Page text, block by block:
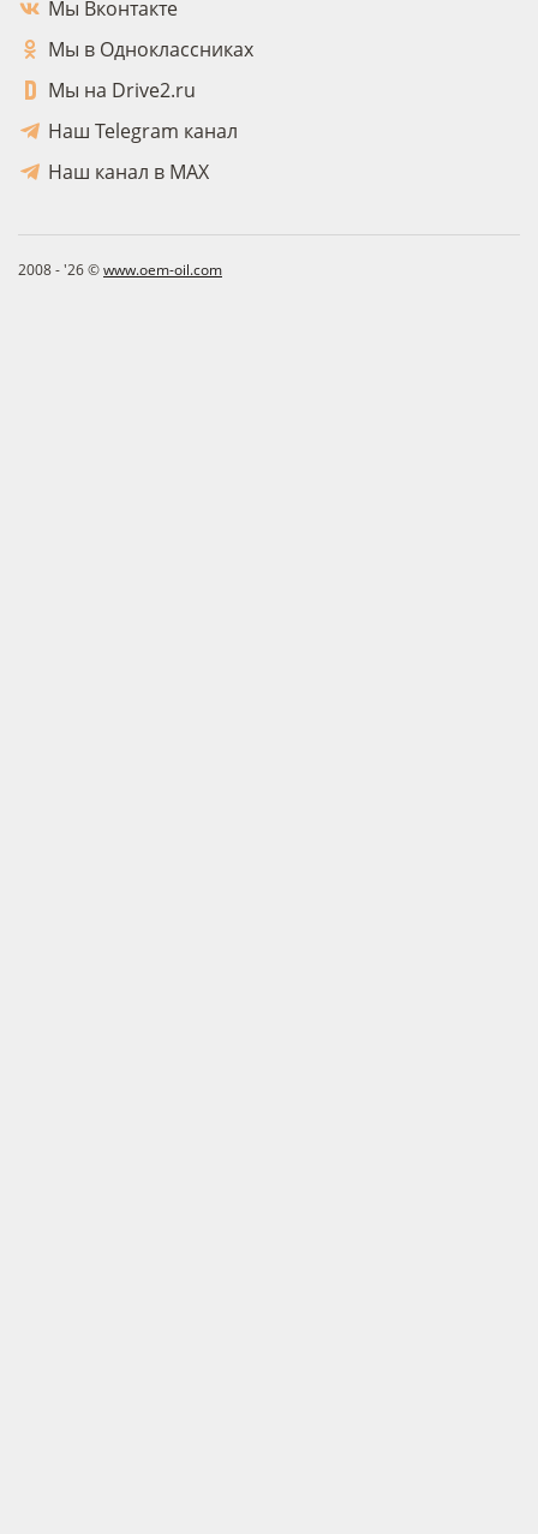
Мы Вконтакте
Мы в Одноклассниках
Мы на Drive2.ru
Наш Telegram канал
Наш канал в MAX
2008 - '26 ©www.oem-oil.com